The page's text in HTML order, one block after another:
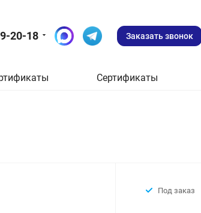
20-18 Заказать звонок
Сертификаты
Под заказ